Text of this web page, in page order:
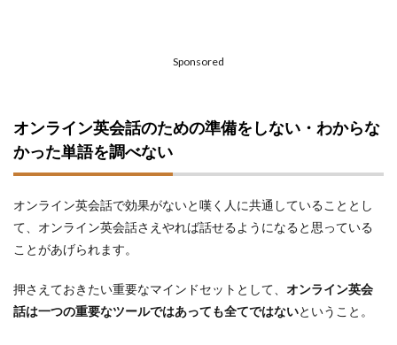
Sponsored
オンライン英会話のための準備をしない・わからな
かった単語を調べない
オンライン英会話で効果がないと嘆く人に共通していることとし
て、オンライン英会話さえやれば話せるようになると思っている
ことがあげられます。
押さえておきたい重要なマインドセットとして、 オンライン英会
話は一つの重要なツールではあっても全てではないということ。